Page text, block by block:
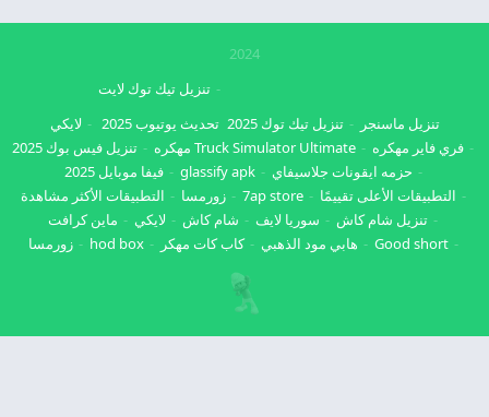
2024
تنزيل ماسنجر تنزيل تيك توك 2025
تنزيل تيك توك لايت
تحديث يوتيوب 2025
لايكي
فري فاير مهكره
Truck Simulator Ultimate مهكره
تنزيل فيس بوك 2025
حزمه ايقونات جلاسيفاي
glassify apk
فيفا موبايل 2025
التطبيقات الأعلى تقييمًا
7ap store زورمسا
التطبيقات الأكثر مشاهدة
تنزيل شام كاش
سوريا لايف شام كاش لايكي
ماين كرافت
Good short
هابي مود الذهبي كاب كات مهكر hod box زورمسا